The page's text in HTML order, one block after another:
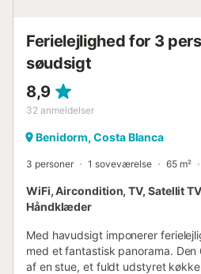
Ferielejlighed for 3
søudsigt
8,9
32 anmeldelser
Benidorm, Costa Blanca
3 personer 1 soveværelse 65 m²
WiFi, Aircondition, TV, Satellit
Håndklæder
Med havudsigt imponerer
med et fantastisk panorama.
af en stue, et fuldt udstyret